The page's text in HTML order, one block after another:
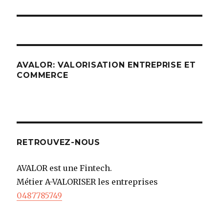
AVALOR: VALORISATION ENTREPRISE ET
COMMERCE
RETROUVEZ-NOUS
AVALOR est une Fintech.
Métier A-VALORISER les entreprises
0487785749